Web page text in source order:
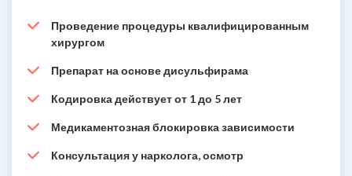
Проведение процедуры квалифицированным
хирургом
Препарат на основе дисульфирама
Кодировка действует от 1 до 5 лет
Медикаментозная блокировка зависимости
Консультация у нарколога, осмотр